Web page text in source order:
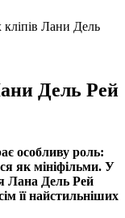
Лани Дель
Дель Рей
особливу роль:
як мініфільми. У
Лана Дель Рей
її найстильніших